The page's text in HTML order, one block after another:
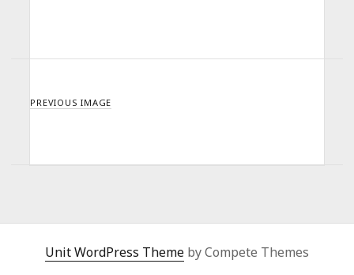
PREVIOUS IMAGE
Unit WordPress Theme by Compete Themes